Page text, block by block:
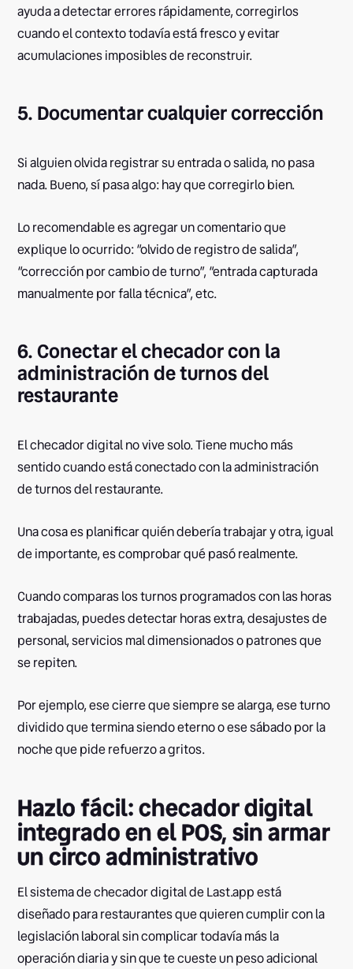
ayuda a detectar errores rápidamente, corregirlos
cuando el contexto todavía está fresco y evitar
acumulaciones imposibles de reconstruir.
5. Documentar cualquier corrección
Si alguien olvida registrar su entrada o salida, no pasa
nada. Bueno, sí pasa algo: hay que corregirlo bien.
Lo recomendable es agregar un comentario que
explique lo ocurrido: “olvido de registro de salida”,
“corrección por cambio de turno”, “entrada capturada
manualmente por falla técnica”, etc.
6. Conectar el checador con la
administración de turnos del
restaurante
El checador digital no vive solo. Tiene mucho más
sentido cuando está conectado con la administración
de turnos del restaurante.
Una cosa es planificar quién debería trabajar y otra, igual
de importante, es comprobar qué pasó realmente.
Cuando comparas los turnos programados con las horas
trabajadas, puedes detectar horas extra, desajustes de
personal, servicios mal dimensionados o patrones que
se repiten.
Por ejemplo, ese cierre que siempre se alarga, ese turno
dividido que termina siendo eterno o ese sábado por la
noche que pide refuerzo a gritos.
Hazlo fácil: checador digital
integrado en el POS, sin armar
un circo administrativo
El sistema de checador digital de Last.app está
diseñado para restaurantes que quieren cumplir con la
legislación laboral sin complicar todavía más la
operación diaria y sin que te cueste un peso adicional